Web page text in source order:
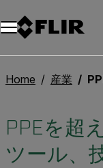
Home 産業 PPE
PPEを超
ツール、